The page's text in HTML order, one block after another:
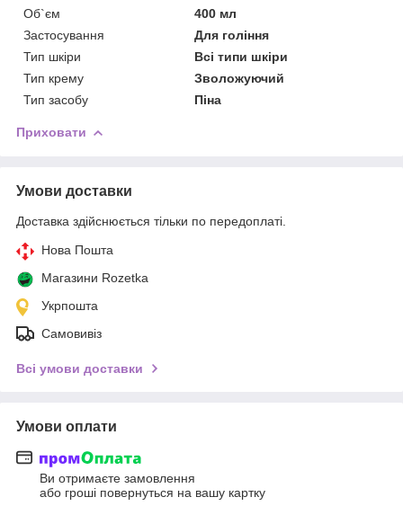
Об`єм
400 мл
Застосування
Для гоління
Тип шкіри
Всі типи шкіри
Тип крему
Зволожуючий
Тип засобу
Піна
Приховати
Умови доставки
Доставка здійснюється тільки по передоплаті.
Нова Пошта
Магазини Rozetka
Укрпошта
Самовивіз
Всі умови доставки
Умови оплати
Ви отримаєте замовлення
або гроші повернуться на вашу картку